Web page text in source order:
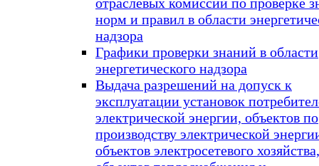
норм и правил в области
надзора
Графики проверки знаний в области
энергетического надзора
Выдача разрешений на допуск к
эксплуатации установок
электрической энергии, объектов по
производству электрической
объектов электросетевого хозяйства,